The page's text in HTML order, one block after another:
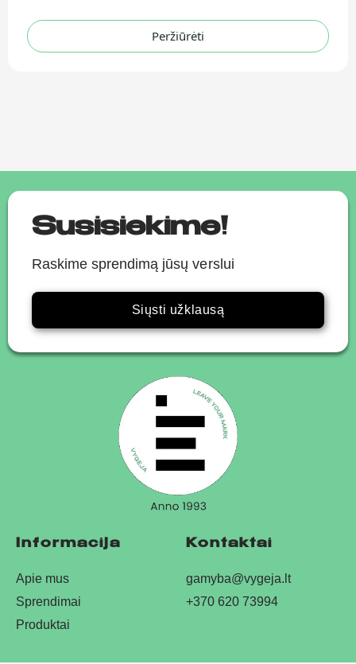
Peržiūrėti
Susisiekime!
Raskime sprendimą jūsų verslui
Siųsti užklausą
Informacija
Apie mus
Sprendimai
Produktai
Kontaktai
gamyba@vygeja.lt
+370 620 73994